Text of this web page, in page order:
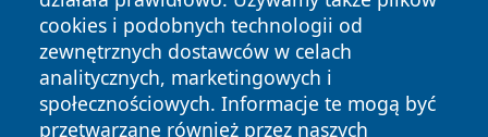
cookies i podobnych technologii od
zewnętrznych dostawców w celach
analitycznych, marketingowych i
społecznościowych. Informacje te mogą być
przetwarzane również przez naszych
Copyright © 2026 24slupsk.pl Wszystkie prawa zastrzeżone.